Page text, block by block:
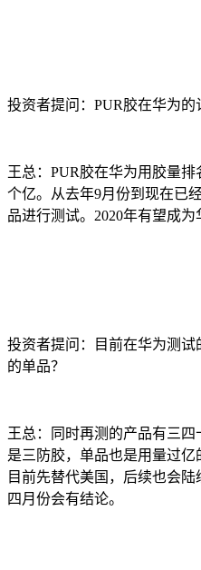
投资者提问：PUR胶在华为的
王总：PUR胶在华为用胶量
个亿。从去年9月份到现在已
品进行测试。2020年有望成为
投资者提问：目前在华为测
的单品？
王总：同时再测的产品有三
是三防胶，单品也是用量过亿
目前先替代美国，后续也会
四月份会有结论。